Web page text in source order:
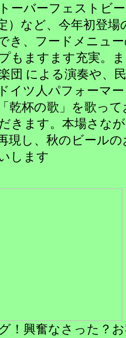
ーバーフェストビ
）など、今年初登場
き、フードメニュ
もますます充実。
団 による演奏や、
イツ人パフォーマ
乾杯の歌」を歌って
きます。本場さな
現し、秋のビールの
します
！興奮なさった？